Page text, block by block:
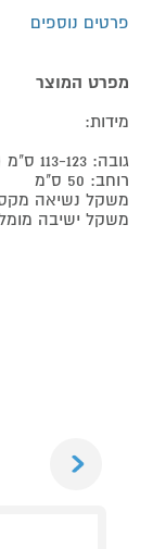
פרטים נוספים
מפרט המוצר
מידות:
גובה: 113-123 ס"מ (ניתן להגבהה ולהנמכה)
רוחב: 50 ס"מ
משקל נשיאה מקסימלי:
משקל ישיבה מומלץ: עד